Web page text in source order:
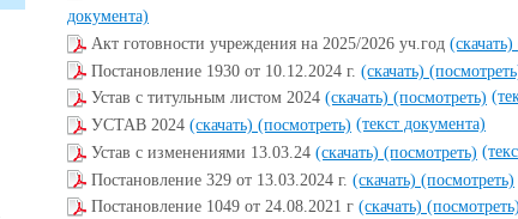
документа)
Акт готовности учреждения на 2025/2026 уч.год (скачать)
Постановление 1930 от 10.12.2024 г. (скачать)
Устав с титульным листом 2024 (скачать) (посмотреть)
УСТАВ 2024 (скачать) (посмотреть) (текст документа)
Устав с изменениями 13.03.24 (скачать) (посмотреть)
Постановление 329 от 13.03.2024 г. (скачать) (посмотреть)
Постановление 1049 от 24.08.2021 г (скачать) (посмотреть)